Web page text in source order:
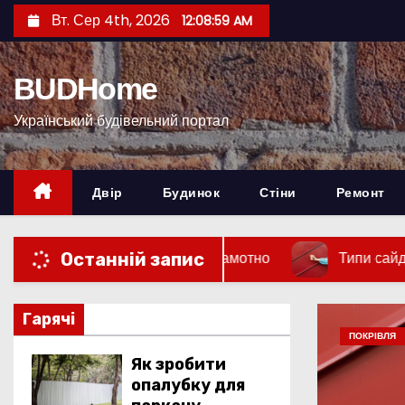
е
р
е
й
т
и
о
Вт. Сер 4th, 2026 12:09:00 AM
BUDHome
Український будівельний портал
Двір Будинок Стіни Ремонт
Останній запис
для паркану грамотно Типи сайдингу для
Гарячі
Як зробити
опалубку для
ПОКРІВЛЯ